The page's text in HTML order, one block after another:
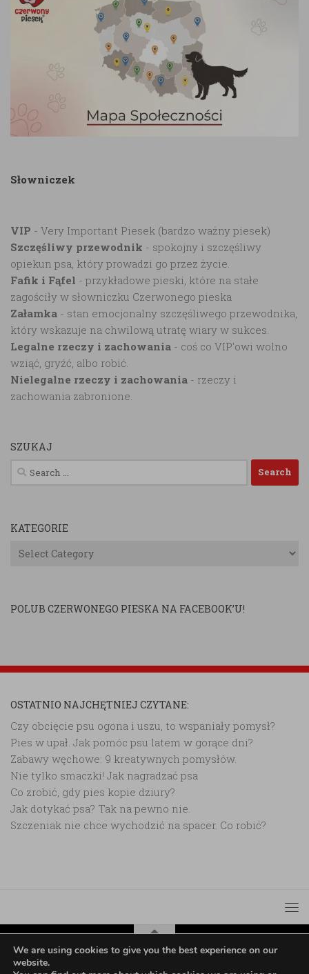
Słowniczek
VIP - Very Important Piesek (bardzo ważny piesek)
Szczęśliwy przewodnik - spokojny i szczęśliwy
opiekun psa, który prowadzi go przez życie.
Fafik i Fąfel - przykładowe pieski, które na stałe
zagościły w słowniczku Czerwonego pieska
Załamka - stan emocjonalny szczęśliwego przewodnika,
który wskazuje na chwilową utratę wiary w sukces.
Legalne rzeczy i zachowania - coś co VIP'owi wolno
wziąć, gryźć, albo robić.
Nielegalne rzeczy i zachowania - rzeczy i
zachowania zabronione.
SZUKAJ
Search
KATEGORIE
Kategorie
POLUB CZERWONEGO PIESKA NA FACEBOOK’U!
OSTATNIO NAJCHĘTNIEJ CZYTANE:
Czy obcięcie psu ogona i uszu, to wspaniały pomysł?
Pies w upał. Jak pomóc psu latem w gorące dni?
Zabawy węchowe: 9 kreatywnych pomysłów.
Nie tylko smaczki! Jak nagradzać psa
Co zrobić, gdy pies kopie dziury?
Jak dotykać psa? Tak na pewno nie.
Szczeniak nie chce wychodzić na spacer. Co robić?
Czerwony piesek © 2026. All Rights Reserved.
We are using cookies to give you the best experience on our
website.